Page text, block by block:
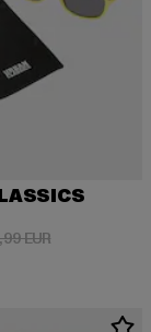
hinta: 10,99 EUR
EUR